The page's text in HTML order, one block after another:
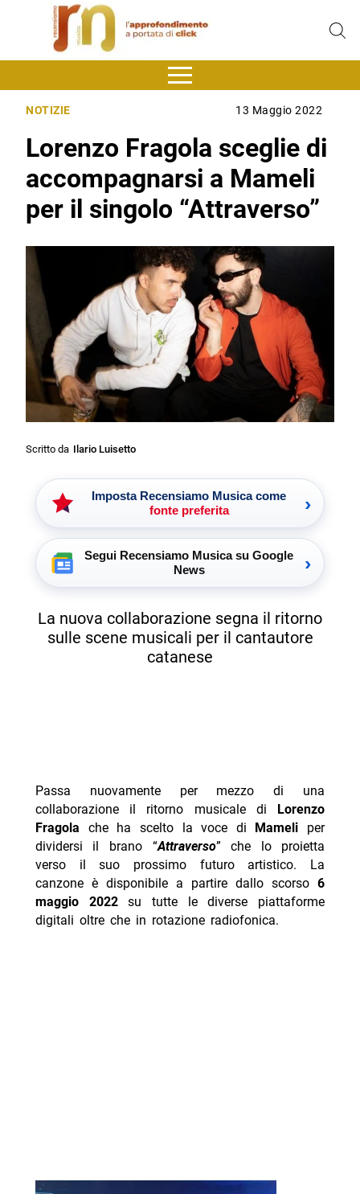
NOTIZIE 13 Maggio 2022
Lorenzo Fragola sceglie di
accompagnarsi a Mameli
per il singolo “Attraverso”
Scritto da Ilario Luisetto
Imposta Recensiamo Musica come
fonte preferita
›
Segui Recensiamo Musica su Google
News
›
La nuova collaborazione segna il ritorno
sulle scene musicali per il cantautore
catanese
Passa nuovamente per mezzo di una
collaborazione il ritorno musicale di Lorenzo
Fragola che ha scelto la voce di Mameli per
dividersi il brano “Attraverso” che lo proietta
verso il suo prossimo futuro artistico. La
canzone è disponibile a partire dallo scorso6
maggio 2022su tutte le diverse piattaforme
digitali oltre che in rotazione radiofonica.